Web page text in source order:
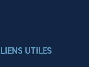
LIENS UTILES